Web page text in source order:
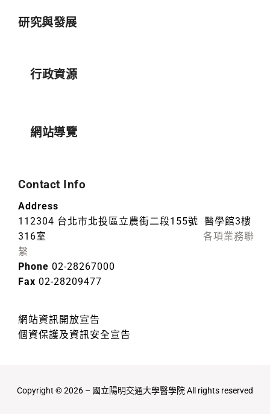
研究與發展
行政資源
網站導覽
Contact Info
Address
112304 台北市北投區立農街二段155號 醫學館3樓
316室 各項業務聯
繫
Phone 02-28267000
Fax 02-28209477
網站資訊開放宣告
個資保護及資訊安全宣告
Copyright © 2026 – 國立陽明交通大學醫學院 All rights reserved